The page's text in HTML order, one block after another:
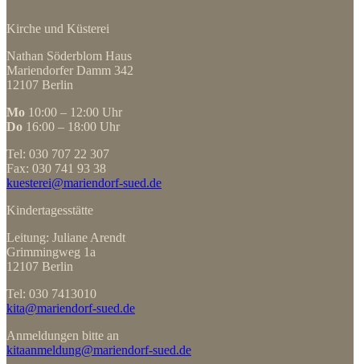
Kirche und Küsterei
Nathan Söderblom Haus
Mariendorfer Damm 342
12107 Berlin
Mo 10:00 – 12:00 Uhr
Do 16:00 – 18:00 Uhr
Tel: 030 707 22 307
Fax: 030 741 93 38
kuesterei@mariendorf-sued.de
Kindertagesstätte
Leitung: Juliane Arendt
Grimmingweg 1a
12107 Berlin
Tel: 030 7413010
kita@mariendorf-sued.de
Anmeldungen bitte an
kitaanmeldung@mariendorf-sued.de